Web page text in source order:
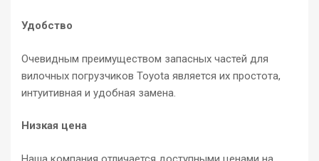
Удобство
Очевидным преимуществом запасных частей для
вилочных погрузчиков Toyota является их простота,
интуитивная и удобная замена.
Низкая цена